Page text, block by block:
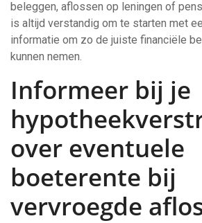
beleggen, aflossen op leningen of
is altijd verstandig om te starten met
informatie om zo de juiste financiële
kunnen nemen.
Informeer bij je
over eventuele
boeterente bij
vervroegde